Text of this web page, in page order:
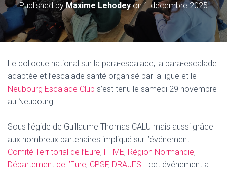
Published byMaxime Lehodeyon1 décembre 2025
Le colloque national sur la para-escalade, la para-escalade
adaptée et l’escalade santé organisé par la ligue et le
Neubourg Escalade Club s’est tenu le samedi 29 novembre
au Neubourg.
Sous l’égide de Guillaume Thomas CALU mais aussi grâce
aux nombreux partenaires impliqué sur l’événement :
Comité Territorial de l’Eure, FFME, Région Normandie,
Département de l’Eure, CPSF, DRAJES… cet événement a